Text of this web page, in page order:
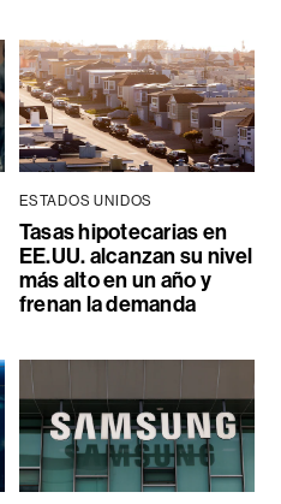
ESTADOS UNIDOS
Tasas hipotecarias en
EE.UU. alcanzan su nivel
más alto en un año y
frenan la demanda